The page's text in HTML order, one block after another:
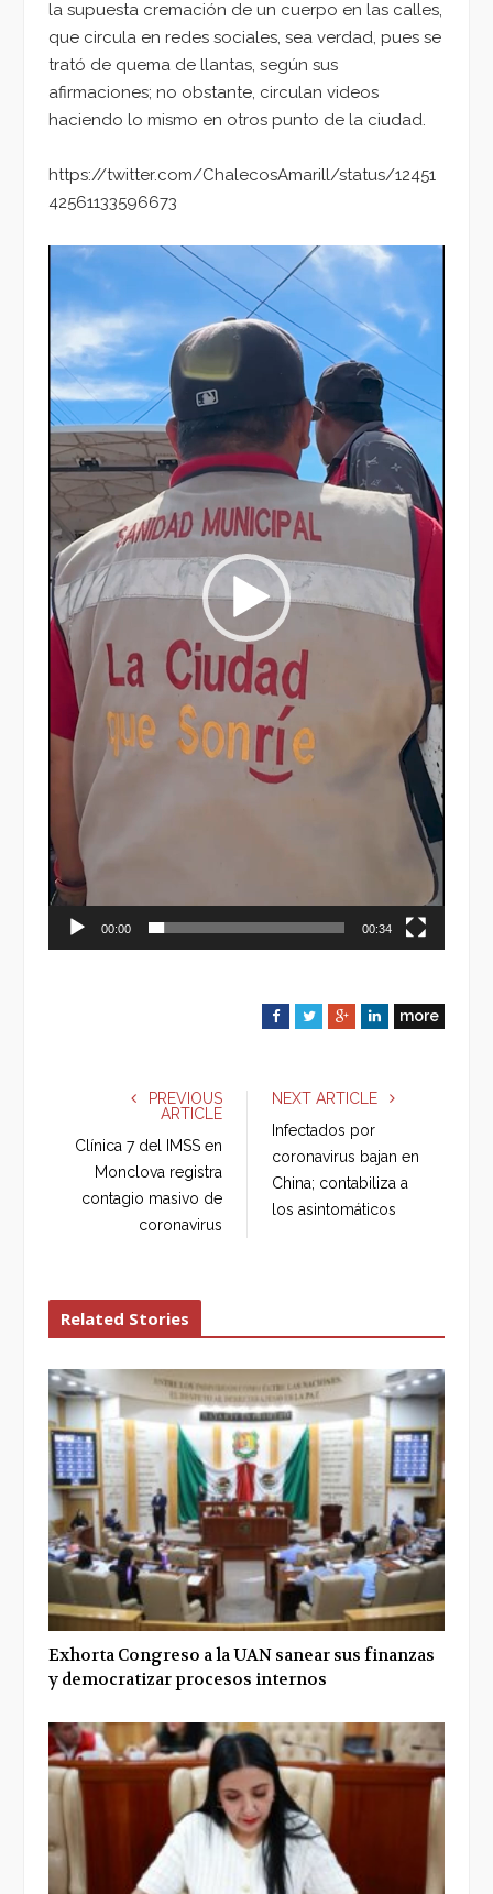
la supuesta cremación de un cuerpo en las calles,
que circula en redes sociales, sea verdad, pues se
trató de quema de llantas, según sus
afirmaciones; no obstante, circulan videos
haciendo lo mismo en otros punto de la ciudad.
https://twitter.com/ChalecosAmarill/status/12451
42561133596673
Reproductor
vídeo
00:00 00:34
F
e
o
k
T
r
G
g
e
+
L
I
n
more
PREVIOUS
ARTICLE
Clínica 7 del IMSS en
Monclova registra
contagio masivo de
coronavirus
NEXT ARTICLE
Infectados por
coronavirus bajan en
China; contabiliza a
los asintomáticos
Related Stories
Exhorta Congreso a la UAN sanear sus finanzas
y democratizar procesos internos